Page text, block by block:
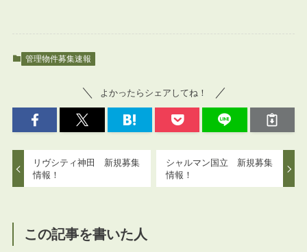
管理物件募集速報
よかったらシェアしてね！
リヴシティ神田 新規募集
情報！
シャルマン国立 新規募集
情報！
この記事を書いた人